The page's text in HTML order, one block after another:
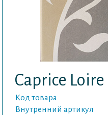
Caprice Loire
Код товара
Внутренний артикул